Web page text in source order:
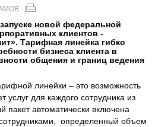
новой федеральной
клиентов -
Тарифная линейка гибко
бизнеса клиента в
общения и границ ведения
линейки – это возможность
услуг для каждого сотрудника из
автоматически включена
определенный объем